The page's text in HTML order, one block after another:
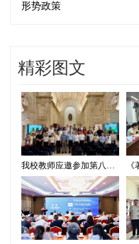
形势政策
精彩图文
我校教师应邀参加第八届证据法学和法庭科学国际会议并作学术报告